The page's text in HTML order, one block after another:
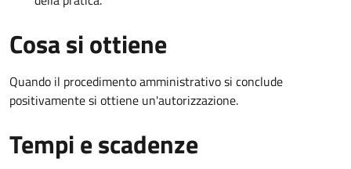
Cosa si ottiene
Quando il procedimento amministrativo si conclude
positivamente si ottiene un'autorizzazione.
Tempi e scadenze